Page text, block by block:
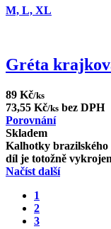
M, L, XL
Gréta
89 Kč/ks
73,55 Kč/ks bez DPH
Porovnání
Skladem
Kalhotky
díl je totožně
Načíst další
1
2
3